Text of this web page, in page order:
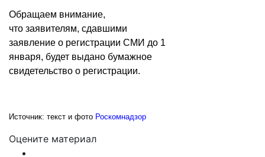
Обращаем внимание,
что заявителям, сдавшими
заявление о регистрации СМИ до 1
января, будет выдано бумажное
свидетельство о регистрации.
Источник: текст и фото Роскомнадзор
Оцените материал